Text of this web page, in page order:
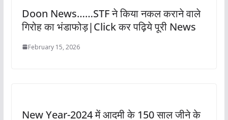
Doon News……STF ने किया नकल कराने वाले
गिरोह का भंडाफोड़|Click कर पढ़िये पूरी News
February 15, 2026
New Year-2024 में आदमी के 150 साल जीने के